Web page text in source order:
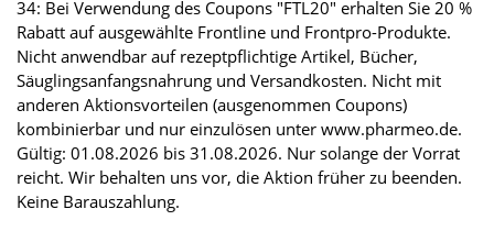
34: Bei Verwendung des Coupons "FTL20" erhalten Sie 20 %
Rabatt auf ausgewählte Frontline und Frontpro-Produkte.
Nicht anwendbar auf rezeptpflichtige Artikel, Bücher,
Säuglingsanfangsnahrung und Versandkosten. Nicht mit
anderen Aktionsvorteilen (ausgenommen Coupons)
kombinierbar und nur einzulösen unter www.pharmeo.de.
Gültig: 01.08.2026 bis 31.08.2026. Nur solange der Vorrat
reicht. Wir behalten uns vor, die Aktion früher zu beenden.
Keine Barauszahlung.